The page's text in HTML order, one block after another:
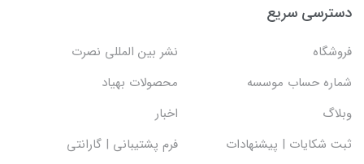
دسترسی سریع
فروشگاه
نشر بین المللی نصرت
شماره حساب موسسه
محصولات بهیاد
وبلاگ
اخبار
ثبت شکایات | پیشنهادات
فرم پشتیبانی | گارانتی